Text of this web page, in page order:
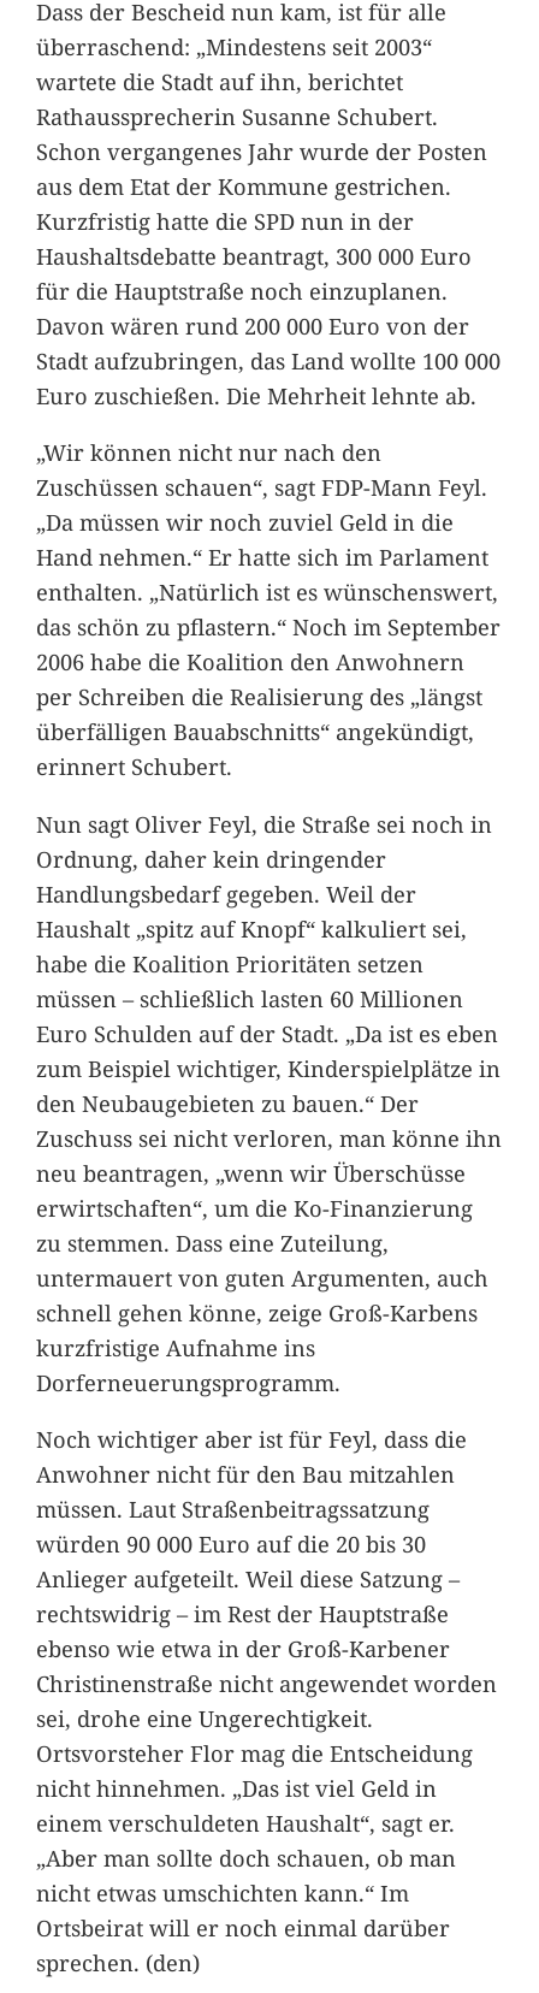
Dass der Bescheid nun kam, ist für alle
überraschend: „Mindestens seit 2003“
wartete die Stadt auf ihn, berichtet
Rathaussprecherin Susanne Schubert.
Schon vergangenes Jahr wurde der Posten
aus dem Etat der Kommune gestrichen.
Kurzfristig hatte die SPD nun in der
Haushaltsdebatte beantragt, 300 000 Euro
für die Hauptstraße noch einzuplanen.
Davon wären rund 200 000 Euro von der
Stadt aufzubringen, das Land wollte 100 000
Euro zuschießen. Die Mehrheit lehnte ab.
„Wir können nicht nur nach den
Zuschüssen schauen“, sagt FDP-Mann Feyl.
„Da müssen wir noch zuviel Geld in die
Hand nehmen.“ Er hatte sich im Parlament
enthalten. „Natürlich ist es wünschenswert,
das schön zu pflastern.“ Noch im September
2006 habe die Koalition den Anwohnern
per Schreiben die Realisierung des „längst
überfälligen Bauabschnitts“ angekündigt,
erinnert Schubert.
Nun sagt Oliver Feyl, die Straße sei noch in
Ordnung, daher kein dringender
Handlungsbedarf gegeben. Weil der
Haushalt „spitz auf Knopf“ kalkuliert sei,
habe die Koalition Prioritäten setzen
müssen – schließlich lasten 60 Millionen
Euro Schulden auf der Stadt. „Da ist es eben
zum Beispiel wichtiger, Kinderspielplätze in
den Neubaugebieten zu bauen.“ Der
Zuschuss sei nicht verloren, man könne ihn
neu beantragen, „wenn wir Überschüsse
erwirtschaften“, um die Ko-Finanzierung
zu stemmen. Dass eine Zuteilung,
untermauert von guten Argumenten, auch
schnell gehen könne, zeige Groß-Karbens
kurzfristige Aufnahme ins
Dorferneuerungsprogramm.
Noch wichtiger aber ist für Feyl, dass die
Anwohner nicht für den Bau mitzahlen
müssen. Laut Straßenbeitragssatzung
würden 90 000 Euro auf die 20 bis 30
Anlieger aufgeteilt. Weil diese Satzung –
rechtswidrig – im Rest der Hauptstraße
ebenso wie etwa in der Groß-Karbener
Christinenstraße nicht angewendet worden
sei, drohe eine Ungerechtigkeit.
Ortsvorsteher Flor mag die Entscheidung
nicht hinnehmen. „Das ist viel Geld in
einem verschuldeten Haushalt“, sagt er.
„Aber man sollte doch schauen, ob man
nicht etwas umschichten kann.“ Im
Ortsbeirat will er noch einmal darüber
sprechen. (den)